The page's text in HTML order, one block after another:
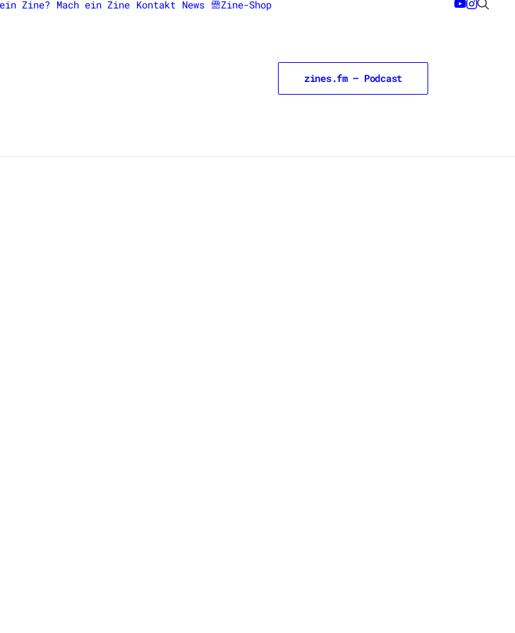
Zine? Mach ein Zine Kontakt News Zine-Shop
zines.fm – Podcast